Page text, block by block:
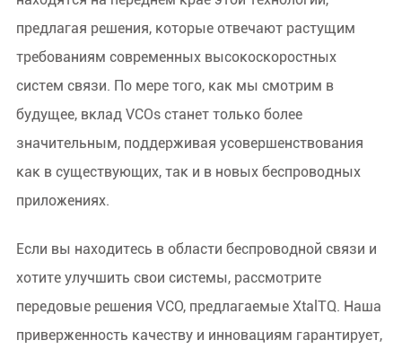
предлагая решения, которые отвечают растущим
требованиям современных высокоскоростных
систем связи. По мере того, как мы смотрим в
будущее, вклад VCOs станет только более
значительным, поддерживая усовершенствования
как в существующих, так и в новых беспроводных
приложениях.
Если вы находитесь в области беспроводной связи и
хотите улучшить свои системы, рассмотрите
передовые решения VCO, предлагаемые XtalTQ. Наша
приверженность качеству и инновациям гарантирует,